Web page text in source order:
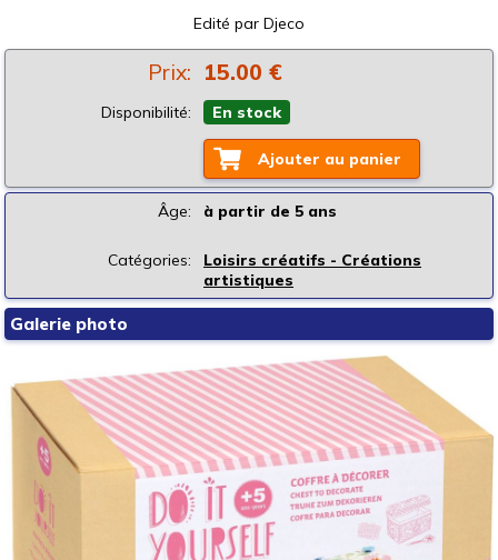
Edité par Djeco
Prix: 15.00 €
Disponibilité: En stock
Ajouter au panier
Âge: à partir de 5 ans
Catégories:
Loisirs créatifs - Créations
artistiques
Galerie photo